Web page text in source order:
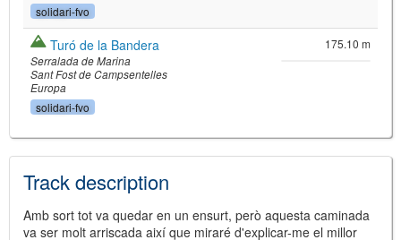
and its contributors
solidari-fvo
Turó de la Bandera
Serralada de Marina
Sant Fost de Campsentelles
Europa
solidari-fvo
175.10 m
Track description
Amb sort tot va quedar en un ensurt, però aquesta caminada
va ser molt arriscada així que miraré d'explicar-me el millor